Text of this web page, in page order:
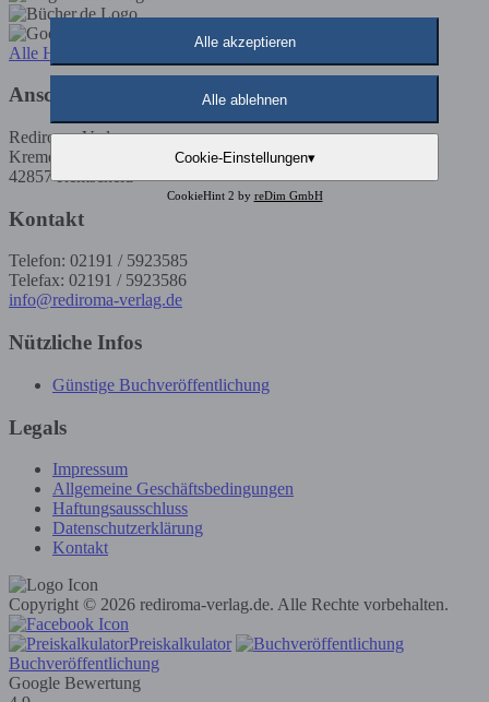
Alle Händler
Anschrift
Rediroma-Verlag
Kremenholler Str. 53
42857 Remscheid
Kontakt
Telefon: 02191 / 5923585
Telefax: 02191 / 5923586
info@rediroma-verlag.de
Nützliche Infos
Günstige Buchveröffentlichung
Legals
Impressum
Allgemeine Geschäftsbedingungen
Haftungsausschluss
Datenschutzerklärung
Kontakt
Copyright © 2026 rediroma-verlag.de. Alle Rechte vorbehalten.
Preiskalkulator
Buchveröffentlichung
Google Bewertung
Alle akzeptieren
Alle ablehnen
Cookie-Einstellungen▾
CookieHint 2 by reDim GmbH